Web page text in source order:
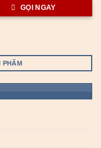
GỌI NGAY
PHẨM